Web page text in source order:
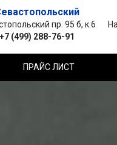
пр. 95 б, к.6
+7 (499) 288-76-91
ПРАЙС ЛИСТ